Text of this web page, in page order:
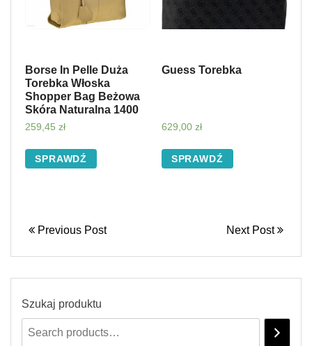
Borse In Pelle Duża
Torebka Włoska
Shopper Bag Beżowa
Skóra Naturalna 1400
259,45 zł
SPRAWDŹ
Guess Torebka
629,00 zł
SPRAWDŹ
Previous Post Next Post
Szukaj produktu